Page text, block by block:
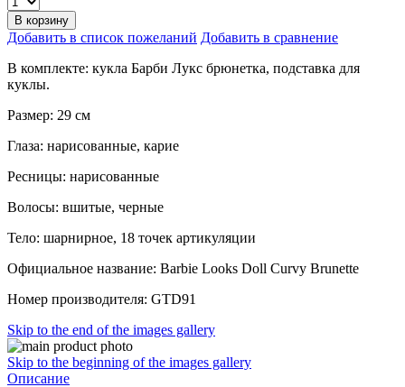
В корзину
Добавить в список пожеланий Добавить в сравнение
В комплекте: кукла Барби Лукс брюнетка, подставка для
куклы.
Размер: 29 см
Глаза: нарисованные, карие
Ресницы: нарисованные
Волосы: вшитые, черные
Тело: шарнирное, 18 точек артикуляции
Официальное название: Barbie Looks Doll Curvy Brunette
Номер производителя: GTD91
Skip to the end of the images gallery
Skip to the beginning of the images gallery
Описание